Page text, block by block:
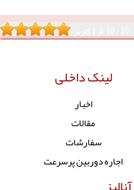
لینک داخلی
اخبار
مقالات
سفارشات
اجاره دوربین پرسرعت